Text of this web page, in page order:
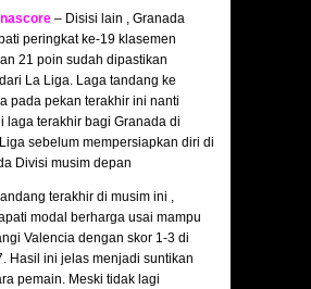
– Disisi lain , Granada
peringkat ke-19 klasemen
21 poin sudah dipastikan
La Liga. Laga tandang ke
pada pekan terakhir ini nanti
laga terakhir bagi Granada di
sebelum mempersiapkan diri di
Divisi musim depan
terakhir di musim ini ,
modal berharga usai mampu
Valencia dengan skor 1-3 di
Hasil ini jelas menjadi suntikan
pemain. Meski tidak lagi